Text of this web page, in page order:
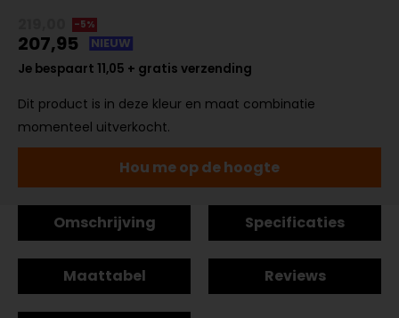
-5%
207,95
NIEUW
Je bespaart 11,05 + gratis verzending
Dit product is in deze kleur en maat combinatie
momenteel uitverkocht.
Hou me op de hoogte
Omschrijving Specificaties
Maattabel Reviews